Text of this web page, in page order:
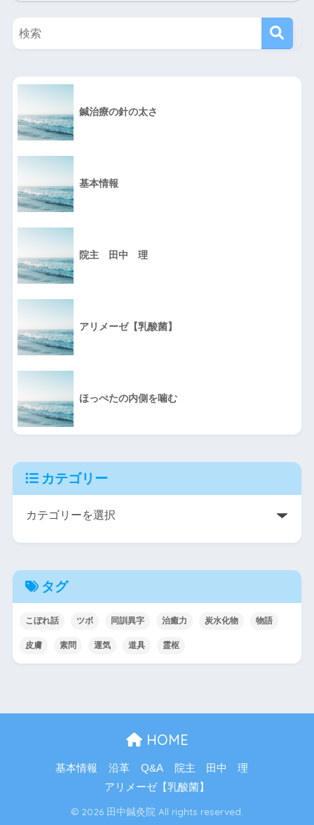
鍼治療の針の太さ
基本情報
院主 田中 理
アリメーゼ【乳酸菌】
ほっぺたの内側を噛む
カテゴリー
タグ
こぼれ話 ツボ 同訓異字 治癒力 炭水化物 物語
皮膚 素問 運気 道具 霊枢
HOME
基本情報 沿革 Q&A
院主 田中 理
アリメーゼ【乳酸菌】
© 2026 田中鍼灸院 All rights reserved.